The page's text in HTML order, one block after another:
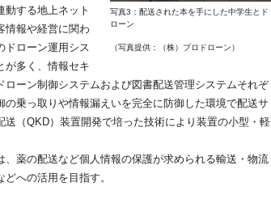
写真3：配送された本を手にした中学生とド
ローン
（写真提供：（株）プロドローン）
動する地上ネット
情報や経営に関わ
ドローン運用シス
が多く、情報セキ
ーン制御システムおよび図書配送管理システムそれぞ
乗っ取りや情報漏えいを完全に防御した環境で配送サ
（QKD）装置開発で培った技術により装置の小型・軽
薬の配送など個人情報の保護が求められる輸送・物流
への活用を目指す。